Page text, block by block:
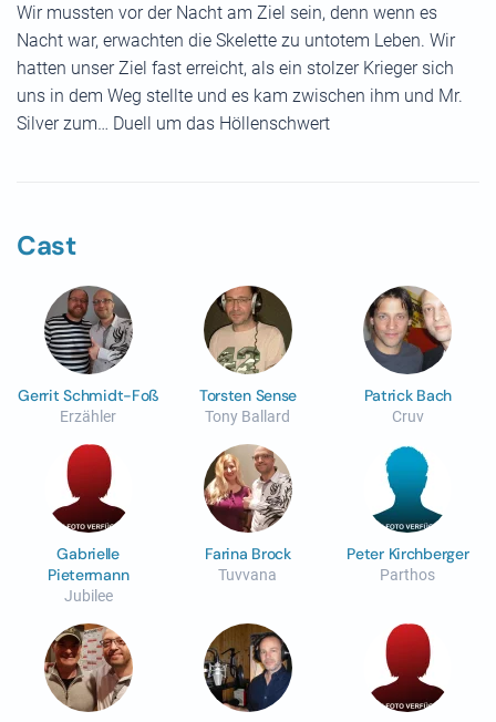
Wir mussten vor der Nacht am Ziel sein, denn wenn es
Nacht war, erwachten die Skelette zu untotem Leben. Wir
hatten unser Ziel fast erreicht, als ein stolzer Krieger sich
uns in dem Weg stellte und es kam zwischen ihm und Mr.
Silver zum… Duell um das Höllenschwert
Cast
Gerrit Schmidt-Foß
Erzähler
Torsten Sense
Tony Ballard
Patrick Bach
Cruv
Gabrielle
Pietermann
Jubilee
Farina Brock
Tuvvana
Peter Kirchberger
Parthos